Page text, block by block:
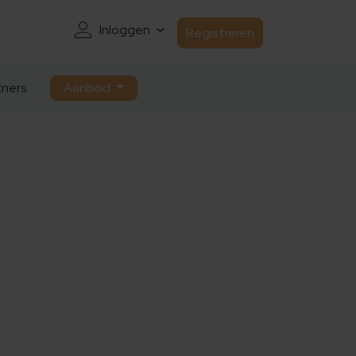
Inloggen Registreren
Aanbod